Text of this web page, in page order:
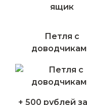
ящик
Петля с
+ 500 рублей